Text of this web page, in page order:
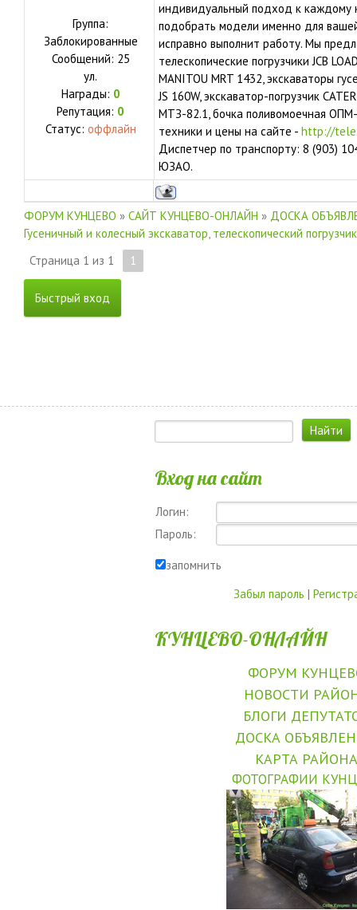
Группа:
Заблокированные
Сообщений: 25
ул.
Награды: 0
Репутация: 0
Статус: оффлайн
индивидуальный подход к каждому
подобрать модели именно для
исправно выполнит работу. Мы
телескопические погрузчики JCB
MANITOU MRT 1432, экскаваторы
JS 160W, экскаватор-погрузчик
МТЗ-82.1, бочка поливомоечная
техники и цены на сайте - http://
Диспетчер по транспорту: 8 (903)
ЮЗАО.
ФОРУМ КУНЦЕВО » САЙТ КУНЦЕВО-ОНЛАЙН » ДОСКА
Гусеничный и колесный экскаватор, телескопический погрузчик
Страница 1 из 1 1
Вход на сайт
Логин:
Пароль:
запомнить
Забыл пароль |
КУНЦЕВО-ОНЛАЙН
ФОРУМ
НОВОСТИ
БЛОГИ
ДОСКА
КАРТА РАЙОНА
ФОТОГРАФИИ